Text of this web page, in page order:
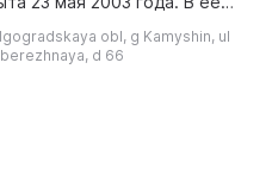
изобразительного и
прикладного
obl, g Kamyshin, ul
d 66